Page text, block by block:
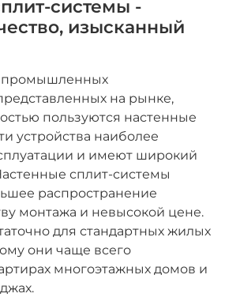
системы -
изысканный
промышленных
на рынке,
пользуются настенные
устройства наиболее
и имеют широкий
сплит-системы
распространение
монтажа и невысокой цене.
для стандартных жилых
они чаще всего
многоэтажных домов и